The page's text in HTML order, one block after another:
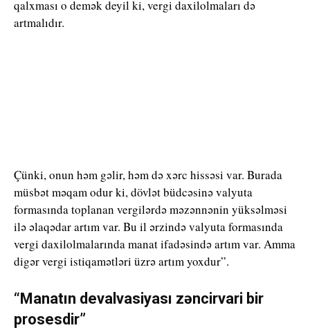
qalxması o demək deyil ki, vergi daxilolmaları də
artmalıdır.
Çünki, onun həm gəlir, həm də xərc hissəsi var. Burada
müsbət məqam odur ki, dövlət büdcəsinə valyuta
formasında toplanan vergilərdə məzənnənin yüksəlməsi
ilə əlaqədar artım var. Bu il ərzində valyuta formasında
vergi daxilolmalarında manat ifadəsində artım var. Amma
digər vergi istiqamətləri üzrə artım yoxdur”.
“Manatın devalvasiyası zəncirvari bir
prosesdir”